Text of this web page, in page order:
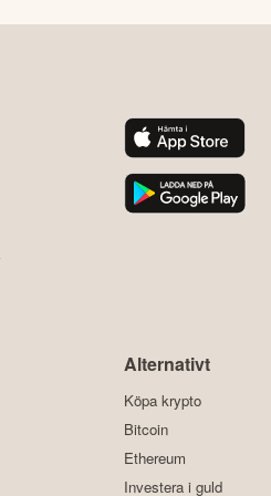
Alternativt
Köpa krypto
Bitcoin
Ethereum
Investera i guld